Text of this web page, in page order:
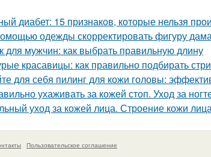
диабет: 15 признаков, которые нельзя
одежды скорректировать фигуру
для мужчин: как выбрать правильную длину
красавицы: как правильно подбирать
для себя пилинг для кожи головы:
ухаживать за кожей стоп. Уход за
уход за кожей лица. Строение кожи
Пользовательское соглашение